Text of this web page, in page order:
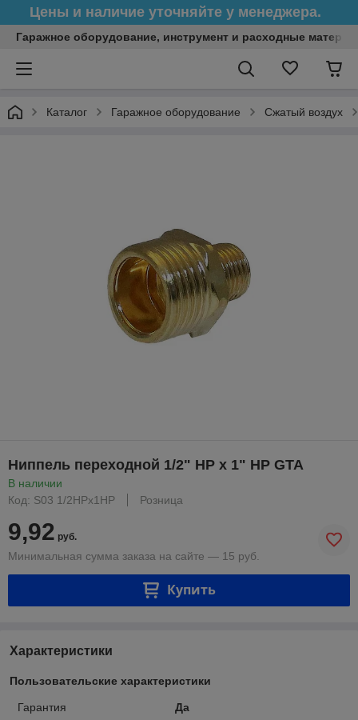
Цены и наличие уточняйте у менеджера.
Гаражное оборудование, инструмент и расходные
Каталог Гаражное оборудование Сжатый воздух
Ниппель переходной 1/2" НР х 1" НР GTA
В наличии
Код: S03 1/2НРх1НР
Розница
9,92 руб.
Минимальная сумма заказа на сайте — 15 руб.
Купить
Характеристики
Пользовательские характеристики
Гарантия
Да